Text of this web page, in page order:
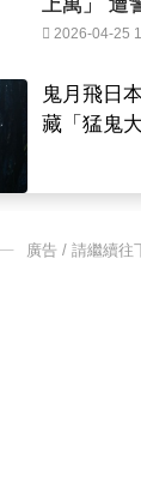
2026-04-25
鬼月飛日
藏「猛鬼
廣告 / 請繼續往